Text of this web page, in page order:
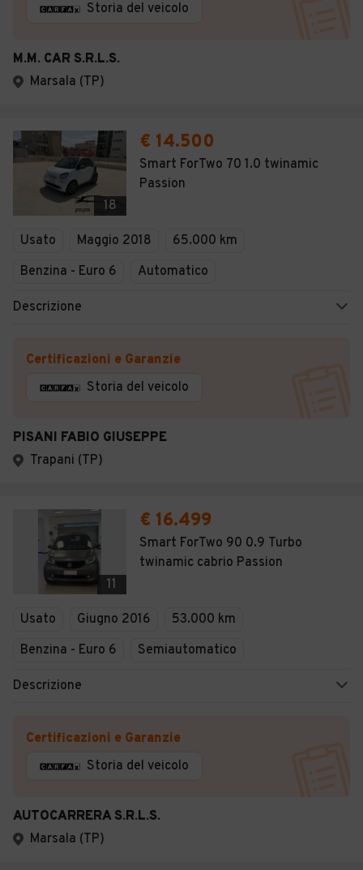
Storia del veicolo
M.M. CAR S.R.L.S.
Marsala (TP)
18
€ 14.500
Smart ForTwo 70 1.0 twinamic
Passion
Usato Maggio 2018
65.000 km
Benzina - Euro 6
Automatico
Descrizione
Certificazioni e Garanzie
Storia del veicolo
PISANI FABIO GIUSEPPE
Trapani (TP)
11
€ 16.499
Smart ForTwo 90 0.9 Turbo
twinamic cabrio Passion
Usato Giugno 2016
53.000 km
Benzina - Euro 6
Semiautomatico
Descrizione
Certificazioni e Garanzie
Storia del veicolo
AUTOCARRERA S.R.L.S.
Marsala (TP)